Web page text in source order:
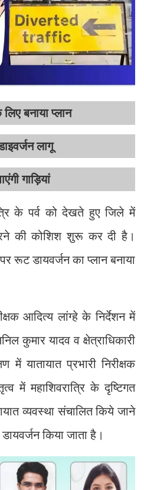
बनाया प्लान
लागू
गाड़ियां
के पर्व को देखते हुए जिले में
की कोशिश शुरू कर दी है।
रूट डायवर्जन का प्लान बनाया
आदित्य लांग्हे के निर्देशन में
कुमार यादव व क्षेत्राधिकारी
में यातायात प्रभारी निरीक्षक
में महाशिवरात्रि के दृष्टिगत
व्यवस्था संचालित किये जाने
किया जाता है।